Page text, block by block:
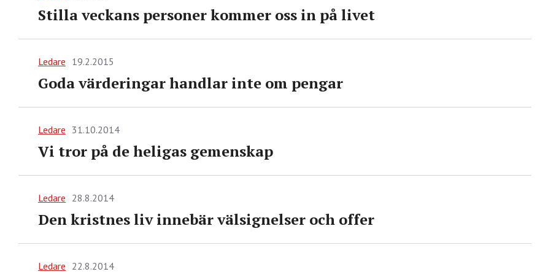
Stilla veckans personer kommer oss in på livet
Ledare 19.2.2015
Goda värderingar handlar inte om pengar
Ledare 31.10.2014
Vi tror på de heligas gemenskap
Ledare 28.8.2014
Den kristnes liv innebär välsignelser och offer
Ledare 22.8.2014